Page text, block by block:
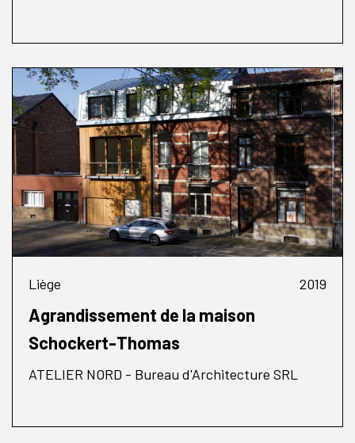
Liège 2019
Agrandissement de la maison
Schockert-Thomas
ATELIER NORD - Bureau d'Architecture SRL